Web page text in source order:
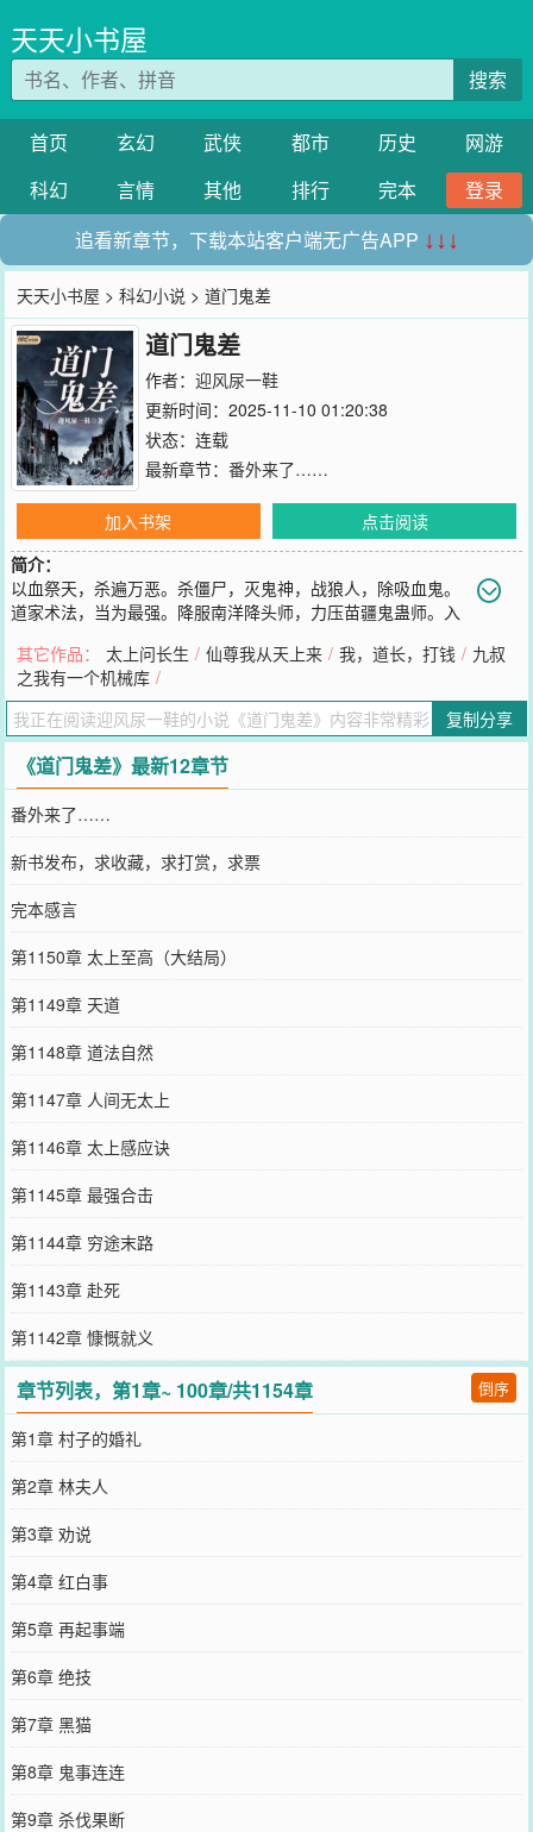
天天小书屋
搜索
首页 玄幻 武侠 都市 历史
网游
科幻
言情 其他 排行 完本
登录
追看新章节，下载本站客户端无广告APP ↓↓↓
天天小书屋 >科幻小说 > 道门鬼差
道门鬼差
作者： 迎风尿一鞋
更新时间：2025-11-10 01:20:38
状态：连载
最新章节： 番外来了……
加入书架
点击阅读
简介：
以血祭天，杀遍万恶。杀僵尸，灭鬼神，战狼人，除吸血鬼。
道家术法，当为最强。降服南洋降头师，力压苗疆鬼蛊师。入
家无上术法，原可斩三尸入圣，飞升成仙，却发下宏愿，滞留人间界
千年。（撒娇卖萌打滚求收藏，求推荐票。）
您要是觉得《道门鬼差》还不错的话请不要忘记向您QQ群和微博微信
里的朋友推荐哦！
其它作品： 太上问长生 / 仙尊我从天上来 / 我，道长，打钱 / 九叔
之我有一个机械库 /
复制分享
《道门鬼差》最新12章节
番外来了……
新书发布，求收藏，求打赏，求票
完本感言
第1150章 太上至高（大结局）
第1149章 天道
第1148章 道法自然
第1147章 人间无太上
第1146章 太上感应诀
第1145章 最强合击
第1144章 穷途末路
第1143章 赴死
第1142章 慷慨就义
章节列表，第1章~ 100章/共1154章 倒序
第1章 村子的婚礼
第2章 林夫人
第3章 劝说
第4章 红白事
第5章 再起事端
第6章 绝技
第7章 黑猫
第8章 鬼事连连
第9章 杀伐果断